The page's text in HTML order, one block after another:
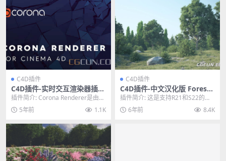
C4D插件
C4D插件-实时交互渲染器插件
Corona Renderer 8+7 for Ci
nema 4D R14-R25 Win
插件简介: Corona Renderer是由pe
regrinelabs机构出品...
5年前 1.1K
C4D插件
C4D插件-中文汉化版 Foreste
r 支持R21/S22 植物花草森林
生成插件
插件简介: 这是支持R21和S22的版
本，如需支持R16-R19的版本免费
下载点...
6年前 8.4K